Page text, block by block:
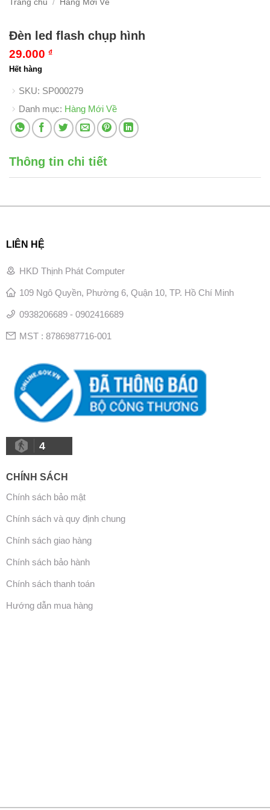
Trang chủ / Hàng Mới Về
Đèn led flash chụp hình
29.000 ₫
Hết hàng
SKU: SP000279
Danh mục: Hàng Mới Về
Thông tin chi tiết
LIÊN HỆ
HKD Thịnh Phát Computer
109 Ngô Quyền, Phường 6, Quận 10, TP. Hồ Chí Minh
0938206689 - 0902416689
MST : 8786987716-001
4
CHÍNH SÁCH
Chính sách bảo mật
Chính sách và quy định chung
Chính sách giao hàng
Chính sách bảo hành
Chính sách thanh toán
Hướng dẫn mua hàng